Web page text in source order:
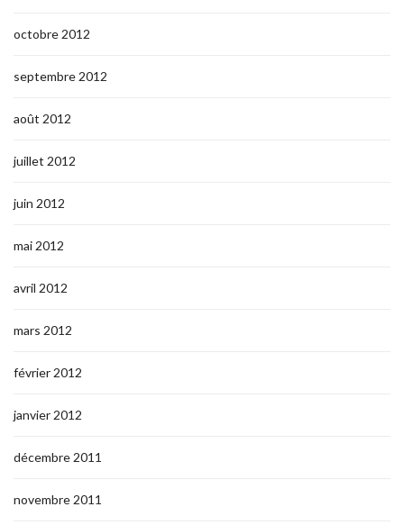
octobre 2012
septembre 2012
août 2012
juillet 2012
juin 2012
mai 2012
avril 2012
mars 2012
février 2012
janvier 2012
décembre 2011
novembre 2011